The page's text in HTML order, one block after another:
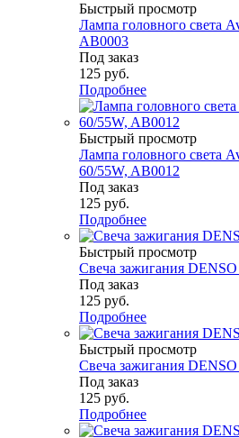
Быстрый просмотр
Лампа головного света
AB0003
Под заказ
125 руб.
Подробнее
Быстрый просмотр
Лампа головного света
60/55W, AB0012
Под заказ
125 руб.
Подробнее
Быстрый просмотр
Свеча зажигания
Под заказ
125 руб.
Подробнее
Быстрый просмотр
Свеча зажигания DENSO
Под заказ
125 руб.
Подробнее